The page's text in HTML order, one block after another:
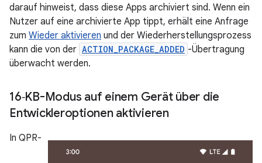
darauf hinweist, dass diese Apps archiviert sind. Wenn ein
Nutzer auf eine archivierte App tippt, erhält eine Anfrage
zum Wieder aktivieren und der Wiederherstellungsprozess
kann die von der ACTION_PACKAGE_ADDED -Übertragung
überwacht werden.
16‑KB-Modus auf einem Gerät über die
Entwickleroptionen aktivieren
In QPR-